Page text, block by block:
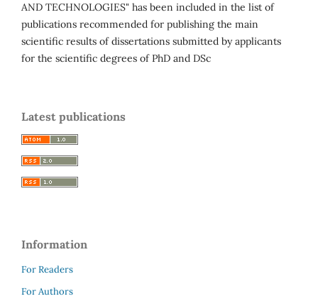
AND TECHNOLOGIES" has been included in the list of
publications recommended for publishing the main
scientific results of dissertations submitted by applicants
for the scientific degrees of PhD and DSc
Latest publications
Information
For Readers
For Authors